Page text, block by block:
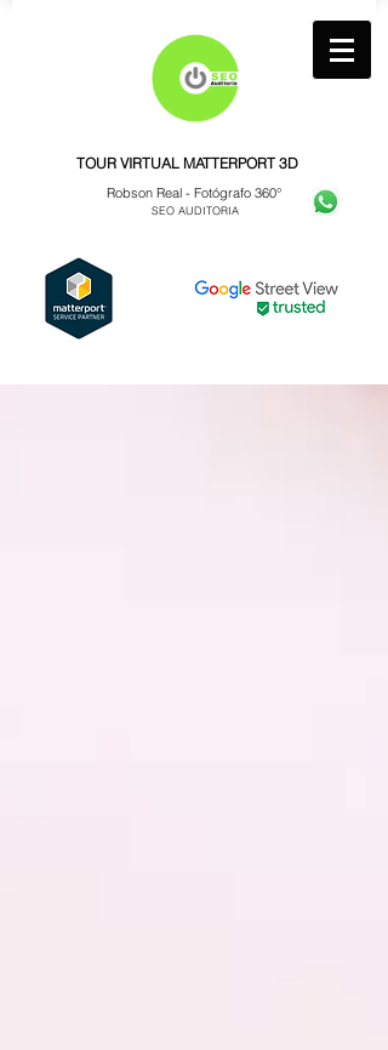
TOUR VIRTUAL MATTERPORT 3D
Robson Real - Fotógrafo 360°
SEO AUDITORIA